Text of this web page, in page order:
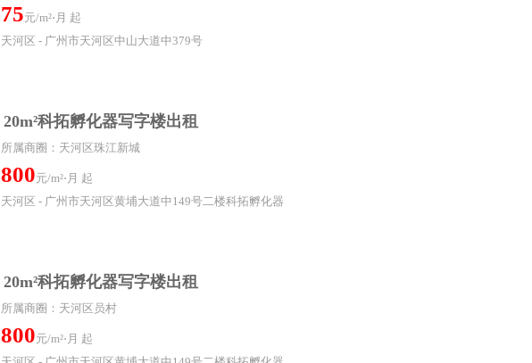
75元/m²⋅月 起
天河区 - 广州市天河区中山大道中379号
20m²科拓孵化器写字楼出租
所属商圈：天河区珠江新城
800元/m²⋅月 起
天河区 - 广州市天河区黄埔大道中149号二楼科拓孵化器
20m²科拓孵化器写字楼出租
所属商圈：天河区员村
800元/m²⋅月 起